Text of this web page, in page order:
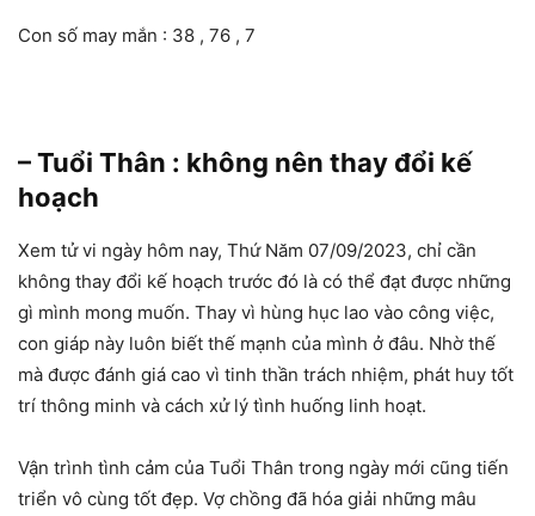
Con số may mắn : 38 , 76 , 7
– Tuổi Thân : không nên thay đổi kế
hoạch
Xem tử vi ngày hôm nay, Thứ Năm 07/09/2023, chỉ cần
không thay đổi kế hoạch trước đó là có thể đạt được những
gì mình mong muốn. Thay vì hùng hục lao vào công việc,
con giáp này luôn biết thế mạnh của mình ở đâu. Nhờ thế
mà được đánh giá cao vì tinh thần trách nhiệm, phát huy tốt
trí thông minh và cách xử lý tình huống linh hoạt.
Vận trình tình cảm của Tuổi Thân trong ngày mới cũng tiến
triển vô cùng tốt đẹp. Vợ chồng đã hóa giải những mâu